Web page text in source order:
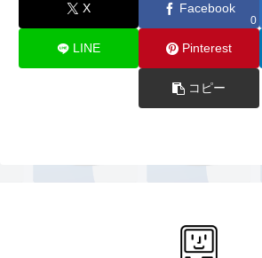
X Facebook
0
LINE Pinterest
コピー